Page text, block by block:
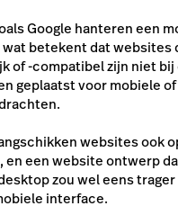
Google hanteren een
betekent dat websites
of -compatibel zijn niet bij
geplaatst voor mobiele of
websites ook
en een website ontwerp
zou wel eens
interface.